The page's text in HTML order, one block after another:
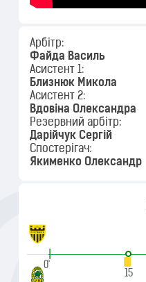
Арбітр:
Файда Василь
Асистент 1:
Близнюк Микола
Асистент 2:
Вдовіна Олександра
Резервний арбітр:
Дарійчук Сергій
Спостерігач:
Якименко Олександр
|
0'
15